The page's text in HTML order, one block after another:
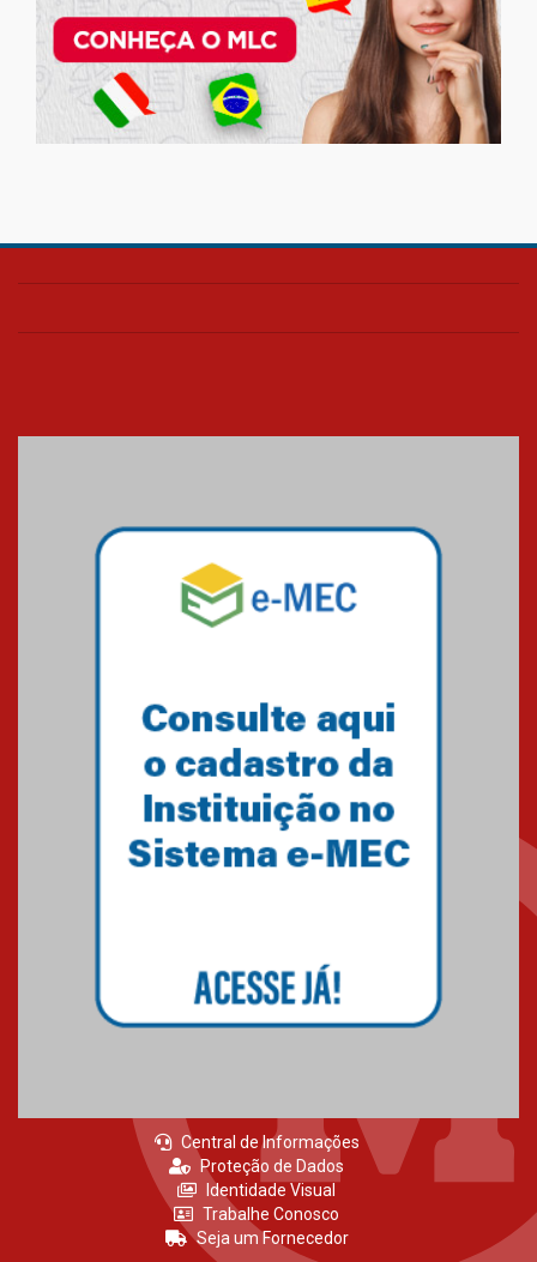
Central de Informações
Proteção de Dados
Identidade Visual
Trabalhe Conosco
Seja um Fornecedor